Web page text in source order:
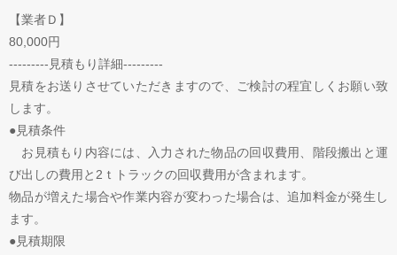
【業者Ｄ】
80,000円
---------見積もり詳細---------
見積をお送りさせていただきますので、ご検討の程宜しくお願い致
します。
●見積条件
お見積もり内容には、入力された物品の回収費用、階段搬出と運
び出しの費用と2ｔトラックの回収費用が含まれます。
物品が増えた場合や作業内容が変わった場合は、追加料金が発生し
ます。
●見積期限